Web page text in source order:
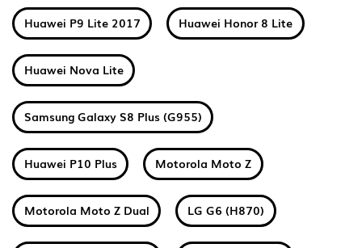
Huawei P9 Lite 2017 Huawei Honor 8 Lite
Huawei Nova Lite
Samsung Galaxy S8 Plus (G955)
Huawei P10 Plus Motorola Moto Z
Motorola Moto Z Dual LG G6 (H870)